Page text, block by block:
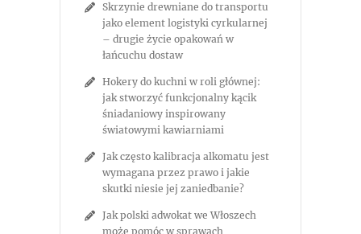
Skrzynie drewniane do transportu
jako element logistyki cyrkularnej
– drugie życie opakowań w
łańcuchu dostaw
Hokery do kuchni w roli głównej:
jak stworzyć funkcjonalny kącik
śniadaniowy inspirowany
światowymi kawiarniami
Jak często kalibracja alkomatu jest
wymagana przez prawo i jakie
skutki niesie jej zaniedbanie?
Jak polski adwokat we Włoszech
może pomóc w sprawach